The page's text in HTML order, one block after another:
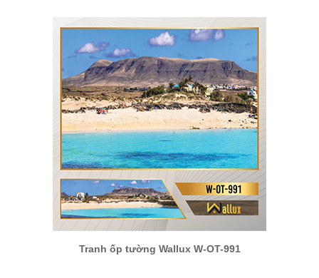
Tranh ốp tường Wallux W-OT-991